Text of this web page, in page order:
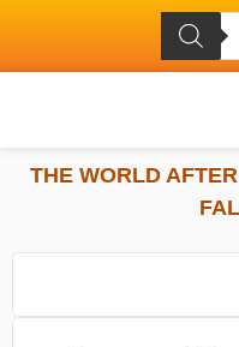
/ THE WORLD